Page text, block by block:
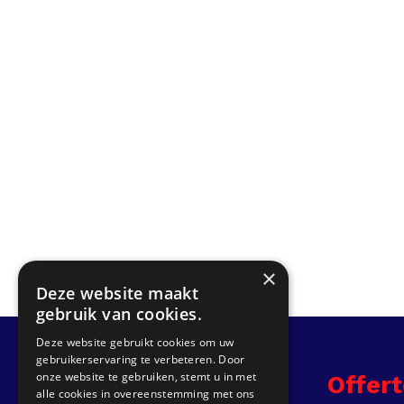
Info
×
Deze website maakt
gebruik van cookies.
Deze website gebruikt cookies om uw
gebruikerservaring te verbeteren. Door
onze website te gebruiken, stemt u in met
alle cookies in overeenstemming met ons